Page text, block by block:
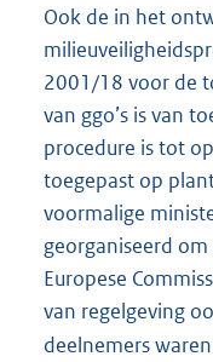
Ook de in het
2001/18 voor de
van ggo’s is van
procedure is tot
toegepast op
voormalige
georganiseerd
Europese
van regelgeving
deelnemers